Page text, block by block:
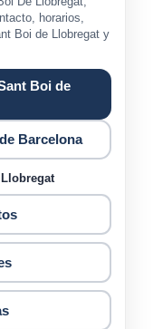
horarios,
Boi de Llobregat y
Boi de
Barcelona